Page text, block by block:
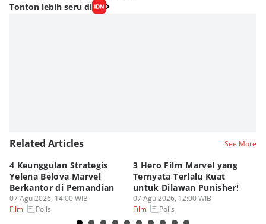
Tonton lebih seru di
Related Articles See More
4 Keunggulan Strategis
Yelena Belova Marvel
Berkantor di Pemandian
07 Agu 2026, 14:00 WIB
Film
Polls
3 Hero Film Marvel yang
Ternyata Terlalu Kuat
untuk Dilawan Punisher!
07 Agu 2026, 12:00 WIB
Film
Polls